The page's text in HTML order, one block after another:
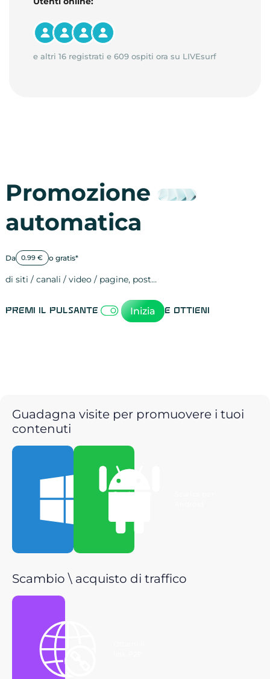
e altri 16 registrati e 609 ospiti ora su LIVEsurf
Promozione
automatica
Da 0.99 € o gratis*
di siti / canali / video / pagine, post…
Premi il pulsante Inizia e ottieni
Guadagna visite per promuovere i tuoi
contenuti
Scarica per
Scambio \ acquisto di traffico